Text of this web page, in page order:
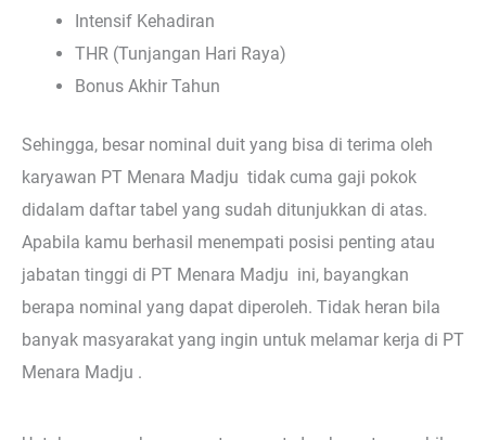
Intensif Kehadiran
THR (Tunjangan Hari Raya)
Bonus Akhir Tahun
Sehingga, besar nominal duit yang bisa di terima oleh
karyawan PT Menara Madju tidak cuma gaji pokok
didalam daftar tabel yang sudah ditunjukkan di atas.
Apabila kamu berhasil menempati posisi penting atau
jabatan tinggi di PT Menara Madju ini, bayangkan
berapa nominal yang dapat diperoleh. Tidak heran bila
banyak masyarakat yang ingin untuk melamar kerja di PT
Menara Madju .